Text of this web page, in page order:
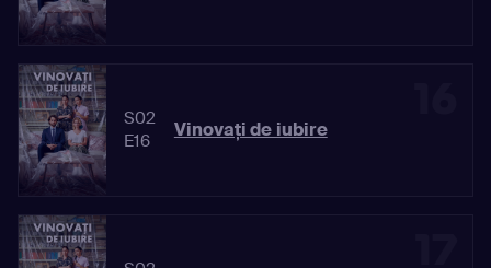
S02
E16
Vinovaţi de iubire